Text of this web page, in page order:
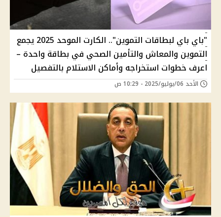
"باي باي لبطاقات التموين".. الكارت الموحد 2025 يجمع
التموين والمعاش والتأمين الصحي في بطاقة واحدة –
اعرف خطوات استخراجه وأماكن الاستلام بالتفصيل
الأحد 06/يوليو/2025 - 10:29 ص